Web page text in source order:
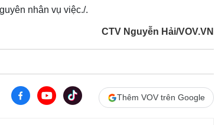
nhân vụ việc./.
CTV Nguyễn Hải/VOV.VN
Thêm VOV trên Google